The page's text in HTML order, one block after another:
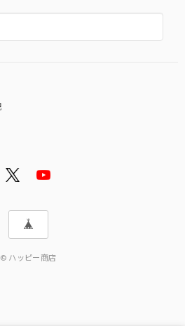
© ハッピー商店